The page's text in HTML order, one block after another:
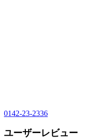
0142-23-2336
ユーザーレビュー